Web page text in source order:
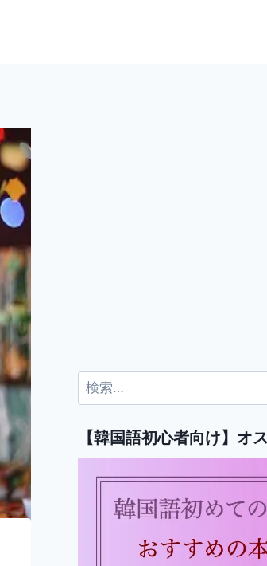
検
索:
【韓国語初心者向け】オ